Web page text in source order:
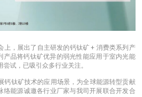
上，展出了自主研发的钙钛矿 + 消费类系列产
产品将钙钛矿优异的弱光性能应用于室内光能
试，已吸引众多行业关注。
钙钛矿技术的应用场景，为全球能源转型贡献
络能源诚邀各行业厂家与我司开展联合开发合